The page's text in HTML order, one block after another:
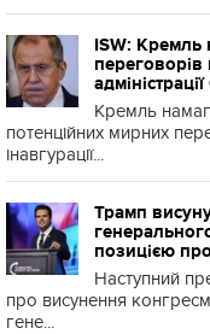
ISW: Кремль
Кремль
потенційних мирних
інавгурації...
Трамп
позицією
Наступний
про висунення
гене...